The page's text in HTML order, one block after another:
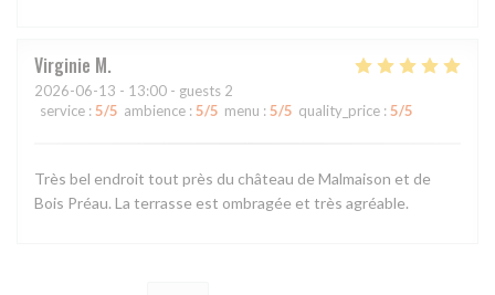
Virginie M
2026-06-13 - 13:00 - guests 2
service : 5/5 ambience : 5/5 menu : 5/5 quality_price : 5/5
Très bel endroit tout près du château de Malmaison et de
Bois Préau. La terrasse est ombragée et très agréable.